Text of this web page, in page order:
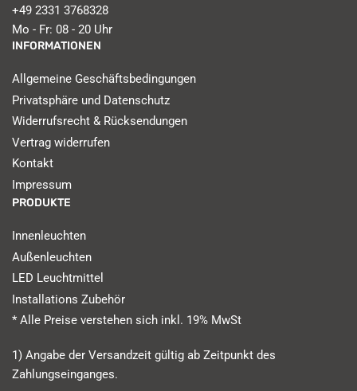
+49 2331 3768328
Mo - Fr: 08 - 20 Uhr
INFORMATIONEN
Allgemeine Geschäftsbedingungen
Privatsphäre und Datenschutz
Widerrufsrecht & Rücksendungen
Vertrag widerrufen
Kontakt
Impressum
PRODUKTE
Innenleuchten
Außenleuchten
LED Leuchtmittel
Installations Zubehör
* Alle Preise verstehen sich inkl. 19% MwSt
1) Angabe der Versandzeit gültig ab Zeitpunkt des
Zahlungseinganges.